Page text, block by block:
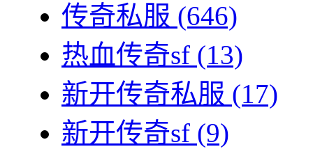
传奇私服 (646)
热血传奇sf (13)
新开传奇私服 (17)
新开传奇sf (9)